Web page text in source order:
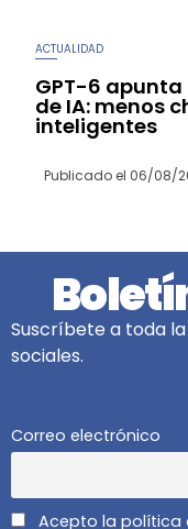
ACTUALIDAD
GPT-6
de IA: menos
inteligentes
Publicado el 06/08/
Suscríbete a toda
sociales.
Correo electrónico
Acepto la política